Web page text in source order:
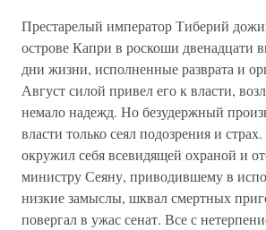
Престарелый император Тиберий
острове Капри в роскоши двенадцати
дни жизни, исполненные разврата и
Август силой привел его к власти,
немало надежд. Но безудержный
власти только сеял подозрения и
окружил себя всевидящей охраной и
министру Сеяну, приводившему в
низкие замыслы, шквал смертных
повергал в ужас сенат. Все с